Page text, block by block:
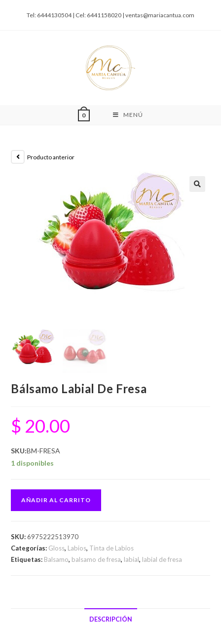
Tel: 6444130504 | Cel: 6441158020 | ventas@mariacantua.com
0 MENÚ
Producto anterior
Bálsamo Labial De Fresa
$ 20.00
SKU:BM-FRESA
1 disponibles
AÑADIR AL CARRITO
SKU:6975222513970
Categorías: Gloss, Labios, Tinta de Labios
Etiquetas: Balsamo, balsamo de fresa, labial, labial de fresa
DESCRIPCIÓN